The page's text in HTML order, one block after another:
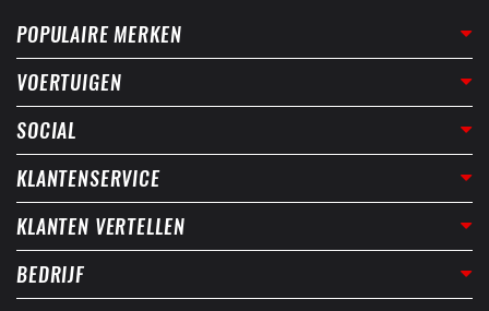
POPULAIRE MERKEN
VOERTUIGEN
SOCIAL
KLANTENSERVICE
KLANTEN VERTELLEN
BEDRIJF